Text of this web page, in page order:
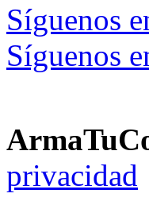
Síguenos
Síguenos
privacidad